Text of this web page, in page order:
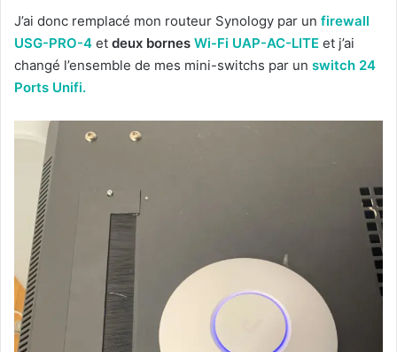
J’ai donc remplacé mon routeur Synology par un firewall
USG-PRO-4 et deux bornes Wi-Fi UAP-AC-LITE et j’ai
changé l’ensemble de mes mini-switchs par un switch 24
Ports Unifi.